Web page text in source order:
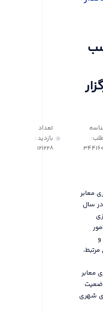
تعداد
بازدید :
121228
معابر
سال
و
معابر
وضعیت
شهری